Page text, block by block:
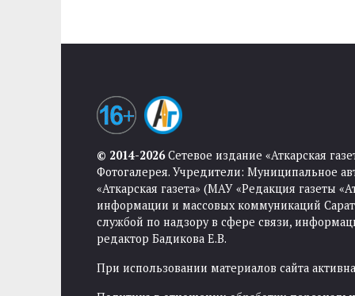
© 2014-2026Сетевое издание «Аткарская
Фотогалерея. Учредители: Муниципальное
«Аткарская газета» (МАУ «Редакция газеты
информации и массовых коммуникаций
службой по надзору в сфере связи,
редактор Бадикова Е.В.
При использовании материалов сайта